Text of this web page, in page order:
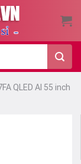
QLED AI 55 inch